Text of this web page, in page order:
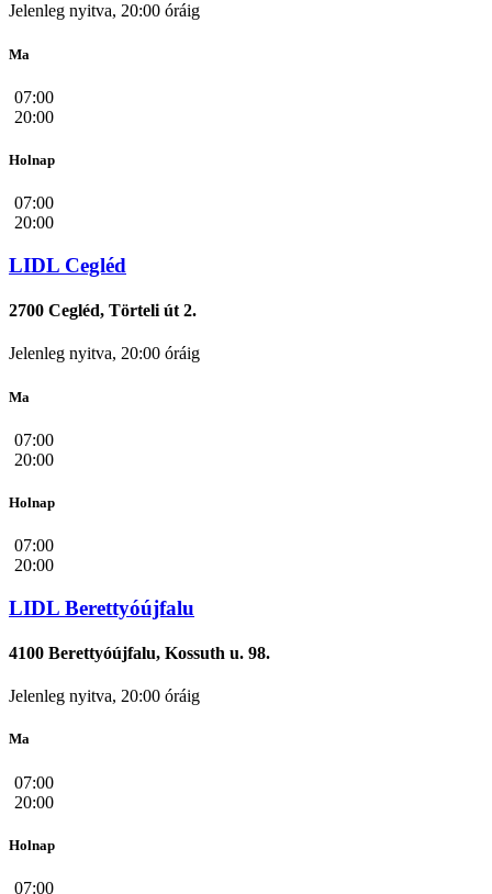
Jelenleg nyitva, 20:00 óráig
Ma
07:00
20:00
Holnap
07:00
20:00
LIDL Cegléd
2700 Cegléd, Törteli út 2.
Jelenleg nyitva, 20:00 óráig
Ma
07:00
20:00
Holnap
07:00
20:00
LIDL Berettyóújfalu
4100 Berettyóújfalu, Kossuth u. 98.
Jelenleg nyitva, 20:00 óráig
Ma
07:00
20:00
Holnap
07:00